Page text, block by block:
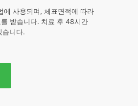
에 사용되며, 체표면적에 따라
받습니다. 치료 후 48시간
습니다.